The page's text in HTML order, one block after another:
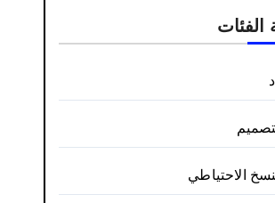
الفئات
الاحتياطي